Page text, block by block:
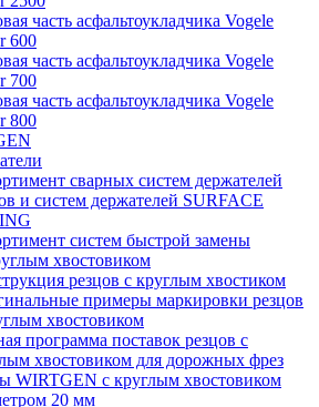
часть асфальтоукладчика Vogele
600
часть асфальтоукладчика Vogele
700
часть асфальтоукладчика Vogele
800
сварных систем держателей
и систем держателей SURFACE
систем быстрой замены
хвостовиком
резцов с круглым хвостиком
примеры маркировки резцов
хвостовиком
программа поставок резцов с
хвостовиком для дорожных фрез
WIRTGEN с круглым хвостовиком
20 мм